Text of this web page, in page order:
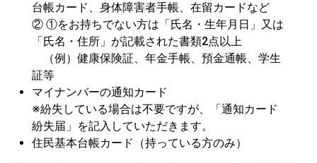
台帳カード、身体障害者手帳、在留カードなど
② ①をお持ちでない方は「氏名・生年月日」又は
「氏名・住所」が記載された書類2点以上
（例）健康保険証、年金手帳、預金通帳、学生
証等
マイナンバーの通知カード
※紛失している場合は不要ですが、「通知カード
紛失届」を記入していただきます。
住民基本台帳カード（持っている方のみ）